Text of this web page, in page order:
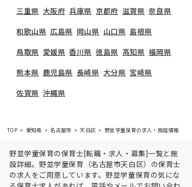
三重県 大阪府 兵庫県 京都府 滋賀県 奈良県
和歌山県 広島県 岡山県 山口県 島根県
鳥取県 愛媛県 香川県 徳島県 高知県 福岡県
熊本県 鹿児島県 長崎県 大分県 宮崎県
佐賀県 沖縄県
TOP 愛知県 名古屋市 天白区 野並学童保育の求人・施設情報
野並学童保育の保育士[転職・求人・募集]一覧と施
設詳細。野並学童保育（名古屋市天白区）の保育士
の求人をご用意しています。野並学童保育の気にな